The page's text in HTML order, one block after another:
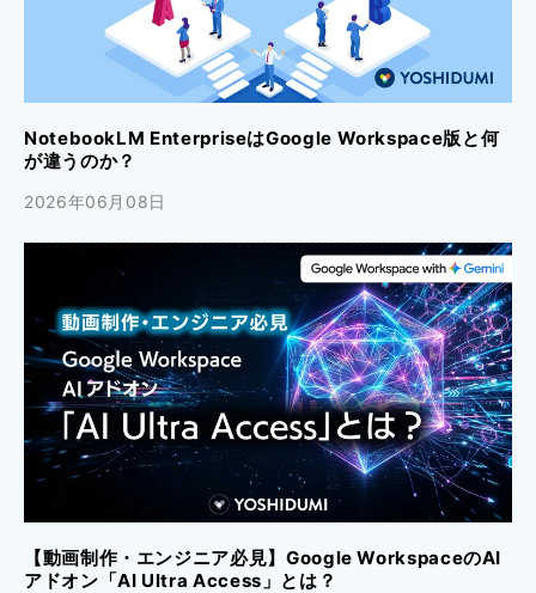
NotebookLM EnterpriseはGoogle Workspace版と何
が違うのか？
2026年06月08日
【動画制作・エンジニア必見】Google WorkspaceのAI
アドオン「AI Ultra Access」とは？